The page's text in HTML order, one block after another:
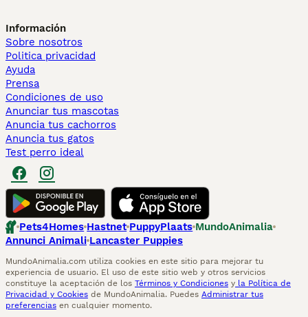
Información
Sobre nosotros
Politica privacidad
Ayuda
Prensa
Condiciones de uso
Anunciar tus mascotas
Anuncia tus cachorros
Anuncia tus gatos
Test perro ideal
Pets4Homes Hastnet PuppyPlaats MundoAnimalia
Annunci Animali Lancaster Puppies
MundoAnimalia.com utiliza cookies en este sitio para mejorar tu
experiencia de usuario. El uso de este sitio web y otros servicios
constituye la aceptación de los Términos y Condiciones y la Política de
Privacidad y Cookies de MundoAnimalia. Puedes Administrar tus
preferencias en cualquier momento.